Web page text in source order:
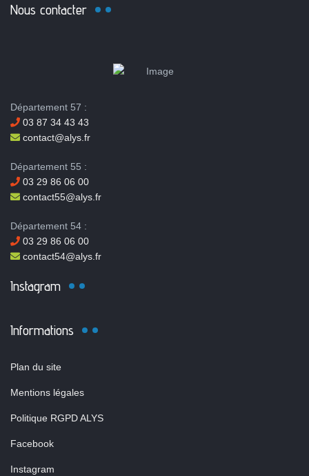
Nous contacter
Département 57 :
03 87 34 43 43
contact@alys.fr
Département 55 :
03 29 86 06 00
contact55@alys.fr
Département 54 :
03 29 86 06 00
contact54@alys.fr
Instagram
Informations
Plan du site
Mentions légales
Politique RGPD ALYS
Facebook
Instagram